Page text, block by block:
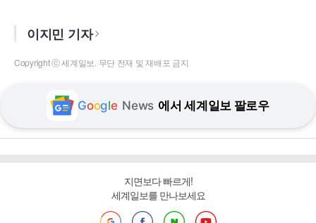
이지민 기자
Copyright ⓒ 세계일보. 무단 전재 및 재배포 금지
Google News 에서 세계일보 팔로우
지면보다 빠르게!
세계일보를 만나보세요